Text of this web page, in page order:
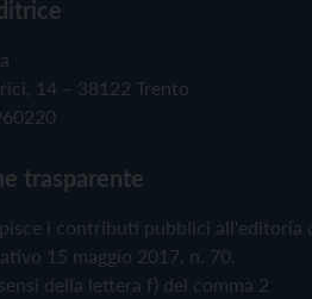
14 – 38122 Trento
trasparente
i contributi pubblici all'editoria
15 maggio 2017, n. 70.
della lettera f) del comma 2